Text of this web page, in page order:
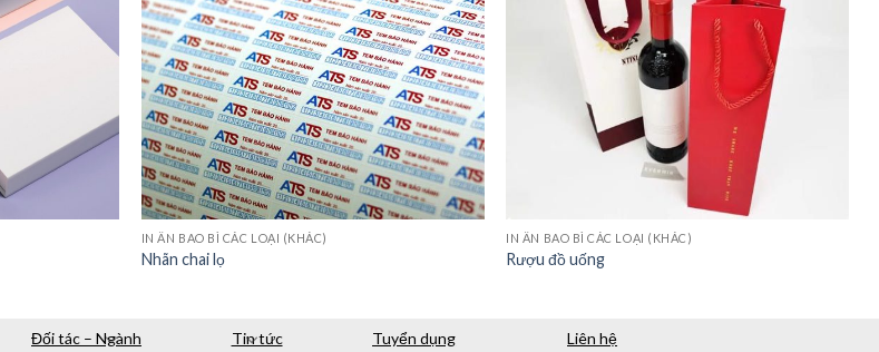
IN ẤN BAO BÌ CÁC LOẠI (KHÁC)
Nhãn chai lọ
IN ẤN BAO BÌ CÁC LOẠI (KHÁC)
Rượu đồ uống
Đối tác – Ngành Tin tức Tuyển dụng Liên hệ